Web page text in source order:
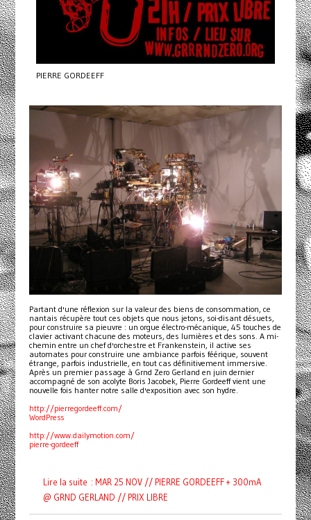
PIERRE GORDEEFF
Partant d'une réflexion sur la valeur des biens de consommation, ce
nantais récupère tout ces objets que nous jetons, soi-disant désuets,
pour construire sa pieuvre : un orgue électro-mécanique, 45 touches de
clavier activant chacune des moteurs, des lumières et des sons. A mi-
chemin entre un chef d'orchestre et Frankenstein, il active ses
automates pour construire une ambiance parfois féérique, souvent
étrange, parfois industrielle, en tout cas définitivement immersive.
Après un premier passage à Grnd Zero Gerland en juin dernier
accompagné de son acolyte Boris Jacobek, Pierre Gordeeff vient une
nouvelle fois hanter notre salle d'exposition avec son hydre.
http://pierregordeeff.com/
WordPress
http://www.dailymotion.com/
pierre-gordeeff
Lire la suite : MAR 25 NOV // PIERRE GORDEEFF + 300mA
@ GRND GERLAND // PRIX LIBRE